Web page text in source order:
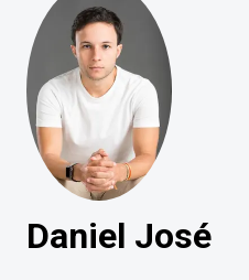
Daniel José